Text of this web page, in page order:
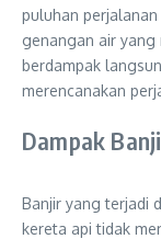
puluhan
genangan air yang
berdampak
merencanakan
Dampak
Banjir yang terjadi
kereta api tidak